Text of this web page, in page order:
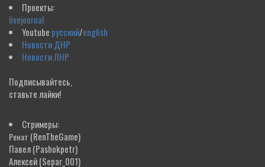
Проекты:
livejournal
Youtube русский/english
Новости ДНР
Новости ЛНР
Подписывайтесь,
ставьте лайки!
Стримеры:
Ренат (RenTheGame)
Павел(Pashokpetr)
Алексей(Separ_001)